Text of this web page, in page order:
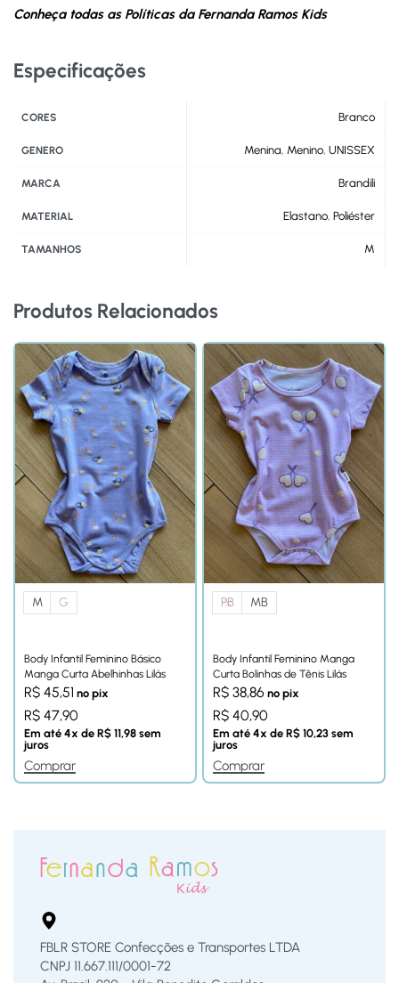
Conheça todas as Políticas da Fernanda Ramos Kids
Especificações
CORES Branco
GENERO Menina, Menino, UNISSEX
MARCA Brandili
MATERIAL Elastano, Poliéster
TAMANHOS M
Produtos Relacionados
M G
Body Infantil Feminino Básico
Manga Curta Abelhinhas Lilás
R$ 45,51 no pix
R$ 47,90
Em até 4x de R$ 11,98 sem
juros
Comprar
PB MB
Body Infantil Feminino Manga
Curta Bolinhas de Tênis Lilás
R$ 38,86 no pix
R$ 40,90
Em até 4x de R$ 10,23 sem
juros
Comprar
FBLR STORE Confecções e Transportes LTDA
CNPJ 11.667.111/0001-72